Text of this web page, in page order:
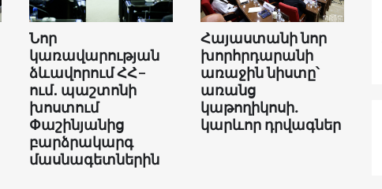
Նոր
կառավարության
ձևավորում ՀՀ-
ում․ պաշտոնի
խոստում
Փաշինյանից
բարձրակարգ
մասնագետներին
Հայաստանի նոր
խորհրդարանի
առաջին նիստը՝
առանց
կաթողիկոսի.
կարևոր դրվագներ